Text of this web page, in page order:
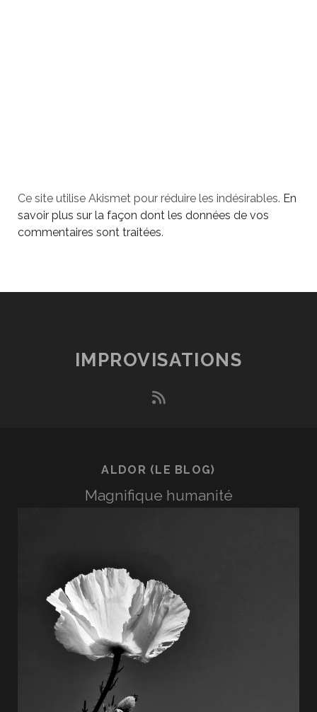
Ce site utilise Akismet pour réduire les indésirables. En
savoir plus sur la façon dont les données de vos
commentaires sont traitées.
IMPROVISATIONS
rss
ALDOR (LE BLOG)
Magnifique humanité